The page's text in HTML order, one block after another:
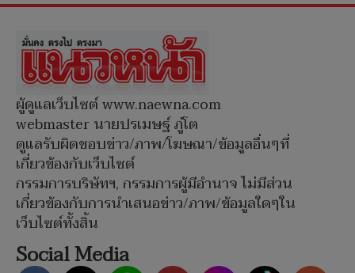
ผู้ดูแลเว็บไซต์ www.naewna.com
webmaster นายปรเมษฐ์ ภู่โต
ดูแลรับผิดชอบข่าว/ภาพ/โฆษณา/ข้อมูลอื่นๆที่
เกี่ยวข้องกับเว็บไซต์
กรรมการบริษัทฯ, กรรมการผู้มีอำนาจ ไม่มีส่วน
เกี่ยวข้องกับการนำเสนอข่าว/ภาพ/ข้อมูลใดๆใน
เว็บไซต์ทั้งสิ้น
Social Media